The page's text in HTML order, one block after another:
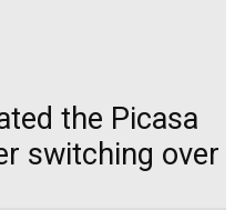
the Picasa
switching over